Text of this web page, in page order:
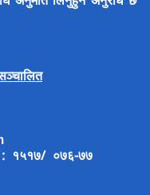
: १५१७/ ०७६-७७